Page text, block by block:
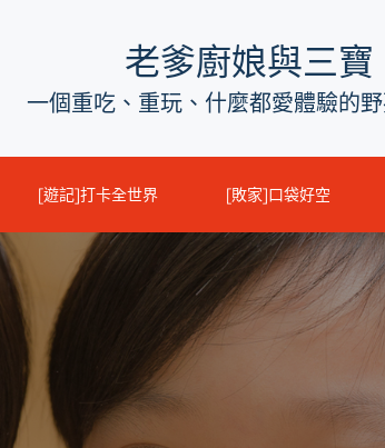
老爹廚娘與三寶
一個重吃、重玩、什麼都愛體驗的
[遊記]打卡全世界 [敗家]口袋好空